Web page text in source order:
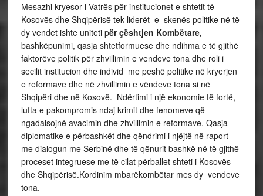
Mesazhi kryesor i Vatrës për institucionet e shtetit të
Kosovës dhe Shqipërisë tek liderët e skenës politike në të
dy vendet ishte uniteti për çështjen Kombëtare,
bashkëpunimi, qasja shtetformuese dhe ndihma e të gjithë
faktorëve politik për zhvillimin e vendeve tona dhe roli i
secilit institucion dhe individ me peshë politike në kryerjen
e reformave dhe në zhvillimin e vëndeve tona si në
Shqipëri dhe në Kosovë. Ndërtimi i një ekonomie të fortë,
lufta e pakompromis ndaj krimit dhe fenomeve që
ngadalsojnë avacimin dhe zhvillimin e reformave. Qasja
diplomatike e përbashkët dhe qëndrimi i njëjtë në raport
me dialogun me Serbinë dhe të qënurit bashkë në të gjithë
proceset integruese me të cilat përballet shteti i Kosovës
dhe Shqipërisë.Kordinim mbarëkombëtar mes dy vendeve
tona.